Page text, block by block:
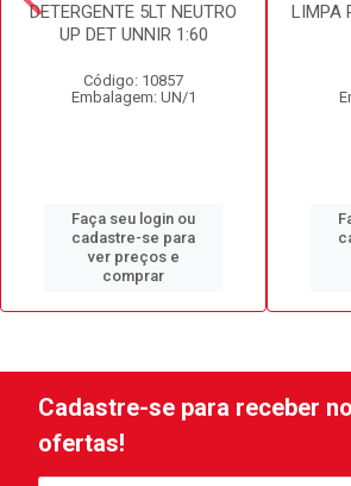
DETERGENTE 5LT NEUTRO
UP DET UNNIR 1:60
Código: 10857
Embalagem: UN/1
Faça seu login ou
cadastre-se para
ver preços e
comprar
LIMPA
Cadastre-se para receber
ofertas!